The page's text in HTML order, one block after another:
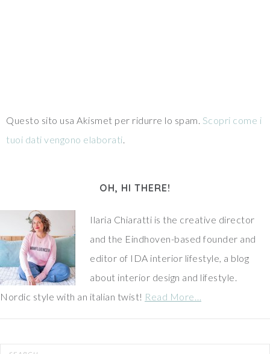
Questo sito usa Akismet per ridurre lo spam. Scopri come i
tuoi dati vengono elaborati.
OH, HI THERE!
Ilaria Chiaratti is the creative director
and the Eindhoven-based founder and
editor of IDA interior lifestyle, a blog
about interior design and lifestyle.
Nordic style with an italian twist! Read More…